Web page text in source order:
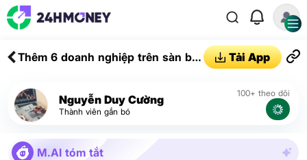
Thêm 6 doanh nghiệp trên sàn bị
Tải App
Nguyễn Duy Cường
Thành viên gắn bó
100+ theo dõi
M.AI tóm tắt